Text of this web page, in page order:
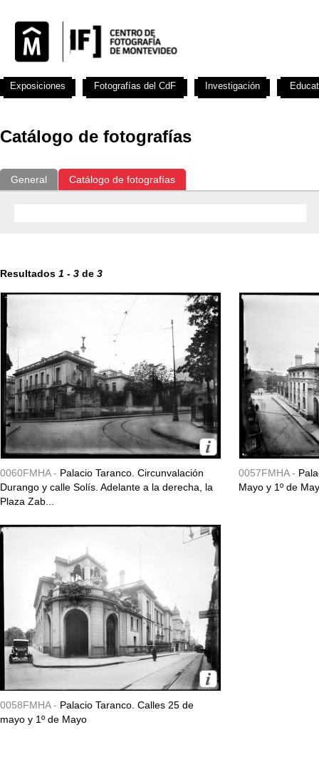
Catálogo de fotografías
General Catálogo de fotografías
Resultados 1 - 3 de 3
0060FMHA - Palacio Taranco. Circunvalación
Durango y calle Solís. Adelante a la derecha, la
Plaza Zab...
0057FMHA -
Mayo y 1º de
0058FMHA - Palacio Taranco. Calles 25 de
mayo y 1º de Mayo
Exposiciones Fotografías del CdF Investigación